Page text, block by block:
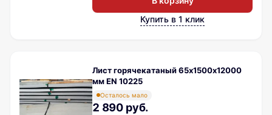
Купить в 1 клик
Лист горячекатаный 65х1500х12000
мм EN 10225
Осталось мало
2 890 руб.